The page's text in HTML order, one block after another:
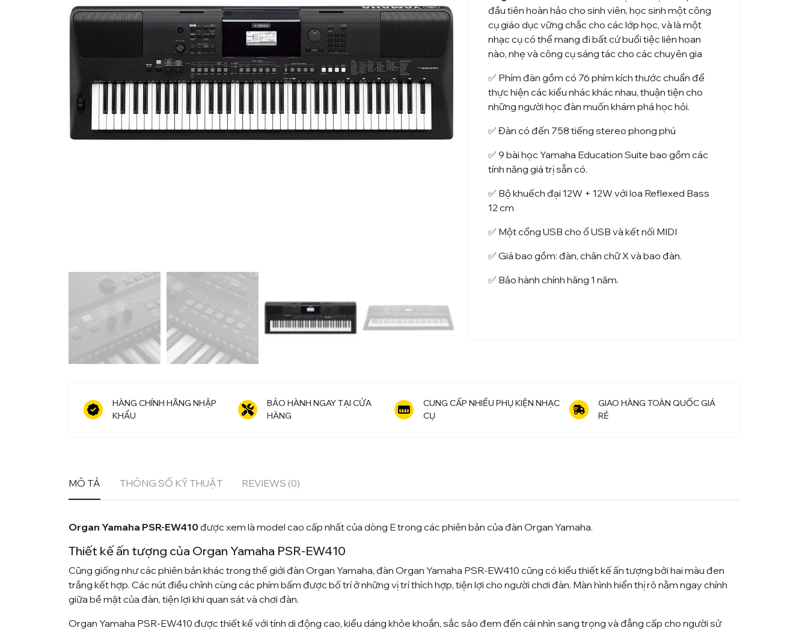
đầu tiên hoàn hảo cho sinh viên, học sinh một công
cụ giáo dục vững chắc cho các lớp học, và là một
nhạc cụ có thể mang đi bất cứ buổi tiệc liên hoan
nào, nhẹ và công cụ sáng tác cho các chuyên gia
✅ Phím đàn gồm có 76 phím kích thước chuẩn để
thực hiện các kiểu nhác khác nhau, thuận tiện cho
những người học đàn muốn khám phá học hỏi.
✅ Đàn có đến 758 tiếng stereo phong phú
✅ 9 bài học Yamaha Education Suite bao gồm các
tính năng giá trị sẵn có.
✅ Bộ khuếch đại 12W + 12W với loa Reflexed Bass
12 cm
✅ Một cổng USB cho ổ USB và kết nối MIDI
✅ Giá bao gồm: đàn, chân chữ X và bao đàn.
✅ Bảo hành chính hãng 1 năm.
HÀNG CHÍNH HÃNG NHẬP
KHẨU
BẢO HÀNH NGAY TẠI CỬA
HÀNG
CUNG CẤP NHIỀU PHỤ KIỆN NHẠC
CỤ
GIAO HÀNG TOÀN QUỐC GIÁ
RẺ
MÔ TẢ THÔNG SỐ KỸ THUẬT REVIEWS (0)
Organ Yamaha PSR-EW410được xem là model cao cấp nhất của dòng E trong các phiên bản của đàn Organ Yamaha.
Thiết kế ấn tượng của Organ Yamaha PSR-EW410
Cũng giống như các phiên bản khác trong thế giới đàn Organ Yamaha, đàn Organ Yamaha PSR-EW410 cũng có kiểu thiết kế ấn tượng bởi hai màu đen
trắng kết hợp. Các nút điều chỉnh cùng các phím bấm được bố trí ở những vị trí thích hợp, tiện lợi cho người chơi đàn. Màn hình hiển thị rõ nằm ngay chính
giữa bề mặt của đàn, tiện lợi khi quan sát và chơi đàn.
Organ Yamaha PSR-EW410 được thiết kế với tính di động cao, kiểu dáng khỏe khoắn, sắc sảo đem đến cái nhìn sang trọng và đẳng cấp cho người sử